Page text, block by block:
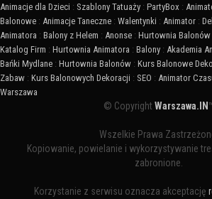
Animacje dla Dzieci : Szablony Tatuaży : PartyBox :
Balonowe : Animacje Taneczne : Walentynki : Animator :
Animatora : Balony z Helem : Anonse : Hurtownia Balonów
Katalog Firm : Hurtownia Animatora : Balony : Akademia
Bańki Mydlane : Hurtownia Balonów : Kurs Balonowe
Zabaw : Kurs Balonowych Dekoracji : SEO : Animator
Warszawa
© CopyrightWarszawa.IN ™
Wszelkie Prawa
Kopiowanie, powielanie i wykorzystywanie
zabronione.
Korzystanie z serwisu oznacza akceptację